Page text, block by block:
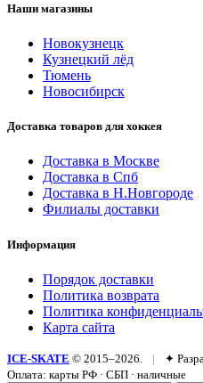
Наши магазины
Новокузнецк
Кузнецкий лёд
Тюмень
Новосибирск
Доставка товаров для хоккея
Доставка в Москве
Доставка в Спб
Доставка в Н.Новгороде
Филиалы доставки
Информация
Порядок доставки
Политика возврата
Политика
Карта сайта
ICE-SKATE © 2015–2026. | ✦
Оплата: карты РФ · СБП · наличные